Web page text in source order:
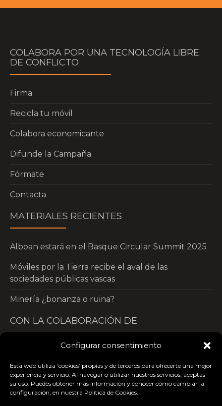
Configurar consentimiento
Esta web utiliza ‘cookies’ propias y de terceros para ofrecerte una mejor
experiencia y servicio. Al navegar o utilizar nuestros servicios, aceptas
su uso. Puedes obtener más información y conocer cómo cambiar la
configuración, en nuestra Política de Cookies.
COLABORA POR UNA TECNOLOGÍA LIBRE
DE CONFLICTO
Firma
Recicla tu móvil
Colabora economicante
Difunde la Campaña
Fórmate
Contacta
MATERIALES RECIENTES
Alboan estará en el Basque Circular Summit 2025
Móviles por la Tierra recibe el aval de las
sociedades públicas vascas
Minería ¿bonanza o ruina?
CON LA COLABORACIÓN DE